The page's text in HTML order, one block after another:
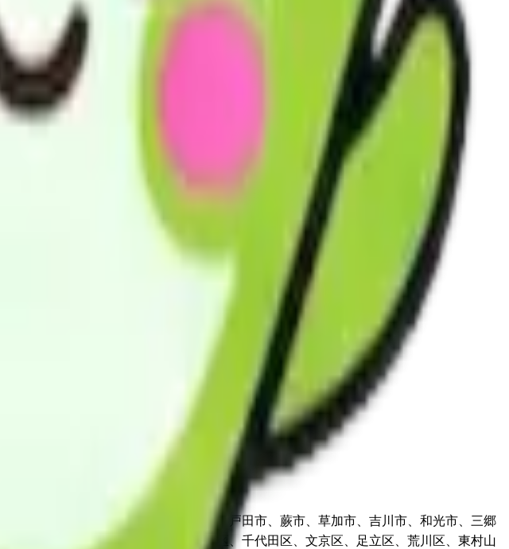
らしが営める高齢化社会の実現を目指します。
尾市、春日部市、越谷市、川口市、戸田市、蕨市、草加市、吉川市、和光市、三郷
区、中野区、豊島区、北区、新宿区、千代田区、文京区、足立区、荒川区、東村山